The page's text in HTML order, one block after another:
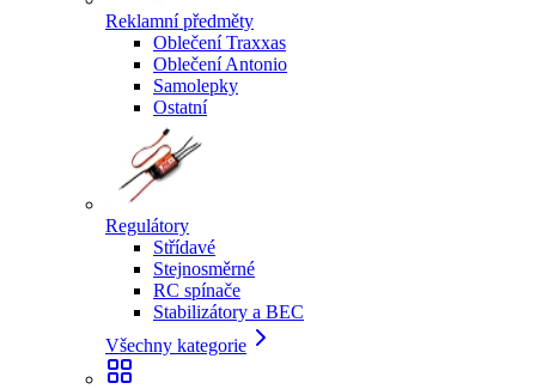
Reklamní předměty
Oblečení Traxxas
Oblečení Antonio
Samolepky
Ostatní
Regulátory
Střídavé
Stejnosměrné
RC spínače
Stabilizátory a BEC
Všechny kategorie